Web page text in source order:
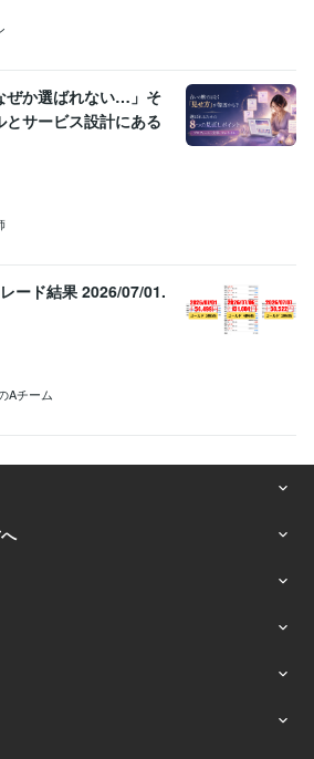
ぜか選ばれない…」そ
サービス設計にある
ード結果 2026/07/01.
Aチーム